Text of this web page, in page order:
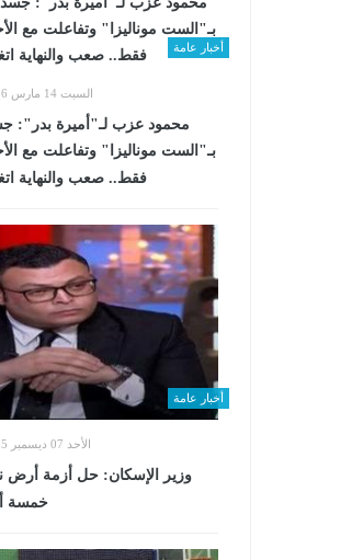
أخبار عامة
السبت 14 مارس 2026 11:17 مساءً
محمود عزب لـ"أميرة بدر":
بـ"الست موناليزا" وتفاعلت مع
فقط.. صعب والنهاية
أخبار عامة
الأحد 07 ديسمبر 2025 11:13 مساءً
وزير الإسكان: حل أزمة أرض
خمسة